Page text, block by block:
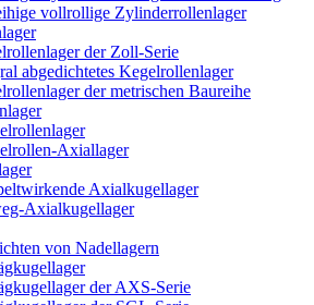
vollrollige Zylinderrollenlager
der Zoll-Serie
abgedichtetes Kegelrollenlager
der metrischen Baureihe
Axiallager
Axialkugellager
Axialkugellager
von Nadellagern
der AXS-Serie